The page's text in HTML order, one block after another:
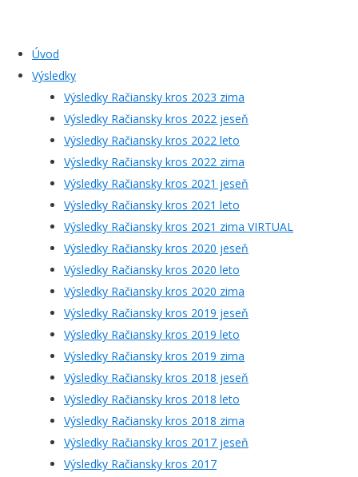
Úvod
Výsledky
Výsledky Račiansky kros 2023 zima
Výsledky Račiansky kros 2022 jeseň
Výsledky Račiansky kros 2022 leto
Výsledky Račiansky kros 2022 zima
Výsledky Račiansky kros 2021 jeseň
Výsledky Račiansky kros 2021 leto
Výsledky Račiansky kros 2021 zima VIRTUAL
Výsledky Račiansky kros 2020 jeseň
Výsledky Račiansky kros 2020 leto
Výsledky Račiansky kros 2020 zima
Výsledky Račiansky kros 2019 jeseň
Výsledky Račiansky kros 2019 leto
Výsledky Račiansky kros 2019 zima
Výsledky Račiansky kros 2018 jeseň
Výsledky Račiansky kros 2018 leto
Výsledky Račiansky kros 2018 zima
Výsledky Račiansky kros 2017 jeseň
Výsledky Račiansky kros 2017